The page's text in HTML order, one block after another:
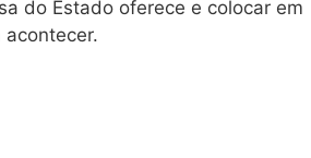
do Estado oferece e colocar em